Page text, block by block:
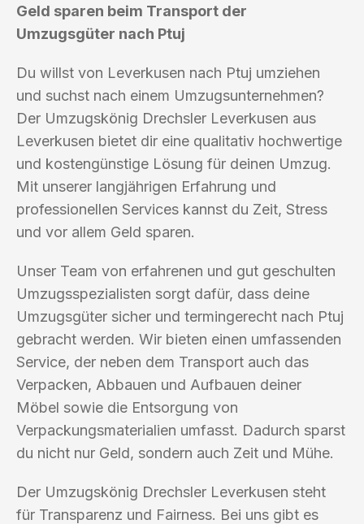
Geld sparen beim Transport der
Umzugsgüter nach Ptuj
Du willst von Leverkusen nach Ptuj umziehen
und suchst nach einem Umzugsunternehmen?
Der Umzugskönig Drechsler Leverkusen aus
Leverkusen bietet dir eine qualitativ hochwertige
und kostengünstige Lösung für deinen Umzug.
Mit unserer langjährigen Erfahrung und
professionellen Services kannst du Zeit, Stress
und vor allem Geld sparen.
Unser Team von erfahrenen und gut geschulten
Umzugsspezialisten sorgt dafür, dass deine
Umzugsgüter sicher und termingerecht nach Ptuj
gebracht werden. Wir bieten einen umfassenden
Service, der neben dem Transport auch das
Verpacken, Abbauen und Aufbauen deiner
Möbel sowie die Entsorgung von
Verpackungsmaterialien umfasst. Dadurch sparst
du nicht nur Geld, sondern auch Zeit und Mühe.
Der Umzugskönig Drechsler Leverkusen steht
für Transparenz und Fairness. Bei uns gibt es